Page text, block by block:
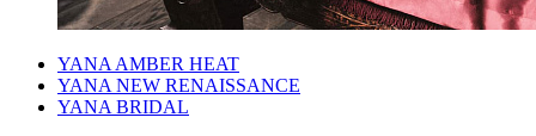
YANA AMBER HEAT
YANA NEW RENAISSANCE
YANA BRIDAL